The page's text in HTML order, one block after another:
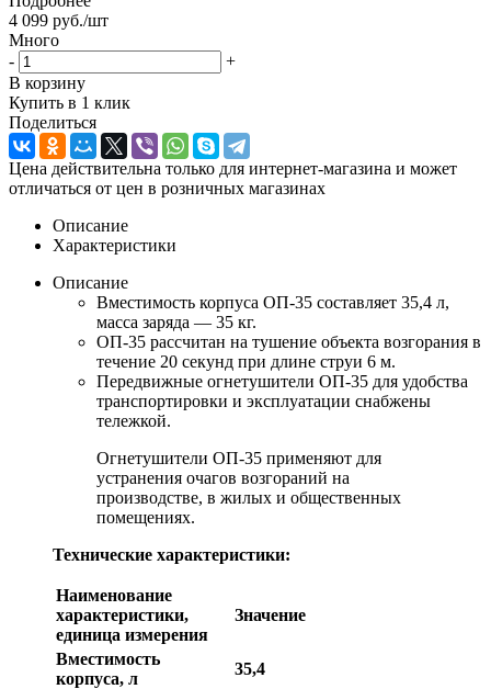
4 099 руб./шт
Много
-
+
В корзину
Купить в 1 клик
Поделиться
Цена действительна только для интернет-магазина и может
отличаться от цен в розничных магазинах
Описание
Характеристики
Описание
Вместимость корпуса ОП-35 составляет 35,4 л,
масса заряда — 35 кг.
ОП-35 рассчитан на тушение объекта возгорания в
течение 20 секунд при длине струи 6 м.
Передвижные огнетушители ОП-35 для удобства
транспортировки и эксплуатации снабжены
тележкой.
Огнетушители ОП-35 применяют для
устранения очагов возгораний на
производстве, в жилых и общественных
помещениях.
Технические характеристики:
Наименование
характеристики,
единица измерения
Значение
Вместимость
корпуса, л
35,4